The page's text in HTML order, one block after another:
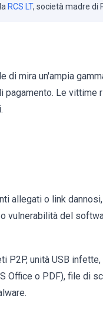
RCS LT, società madre di
di mira un'ampia
Le vittime
allegati o link
o vulnerabilità del
P2P, unità USB
Office o PDF), file di